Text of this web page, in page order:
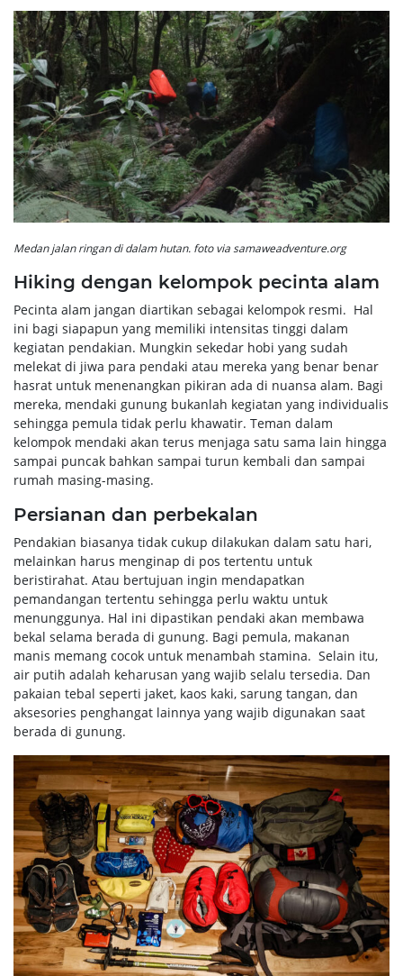
Medan jalan ringan di dalam hutan. foto via samaweadventure.org
Hiking dengan kelompok pecinta alam
Pecinta alam jangan diartikan sebagai kelompok resmi. Hal
ini bagi siapapun yang memiliki intensitas tinggi dalam
kegiatan pendakian. Mungkin sekedar hobi yang sudah
melekat di jiwa para pendaki atau mereka yang benar benar
hasrat untuk menenangkan pikiran ada di nuansa alam. Bagi
mereka, mendaki gunung bukanlah kegiatan yang individualis
sehingga pemula tidak perlu khawatir. Teman dalam
kelompok mendaki akan terus menjaga satu sama lain hingga
sampai puncak bahkan sampai turun kembali dan sampai
rumah masing-masing.
Persianan dan perbekalan
Pendakian biasanya tidak cukup dilakukan dalam satu hari,
melainkan harus menginap di pos tertentu untuk
beristirahat. Atau bertujuan ingin mendapatkan
pemandangan tertentu sehingga perlu waktu untuk
menunggunya. Hal ini dipastikan pendaki akan membawa
bekal selama berada di gunung. Bagi pemula, makanan
manis memang cocok untuk menambah stamina. Selain itu,
air putih adalah keharusan yang wajib selalu tersedia. Dan
pakaian tebal seperti jaket, kaos kaki, sarung tangan, dan
aksesories penghangat lainnya yang wajib digunakan saat
berada di gunung.